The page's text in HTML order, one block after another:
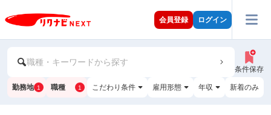
会員登録 ログイン
職種・キーワードから探す
条件保存
勤務地 1 職種 1 こだわり条件 雇用形態 年収 新着のみ